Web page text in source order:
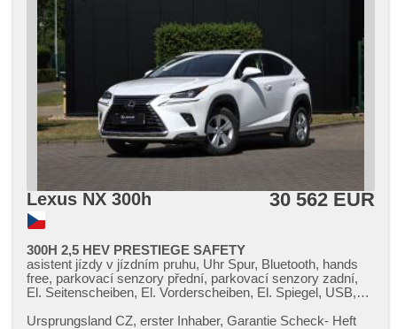
Lexus NX 300h 30 562 EUR
300H 2,5 HEV PRESTIEGE SAFETY
asistent jízdy v jízdním pruhu, Uhr Spur, Bluetooth, hands
free, parkovací senzory přední, parkovací senzory zadní,
El. Seitenscheiben, El. Vorderscheiben, El. Spiegel, USB,
Navigation, beheizte Spiegel, zatmavená zadní skla,
Ursprungsland CZ,​ erster Inhaber,​ Garantie Scheck​- Heft